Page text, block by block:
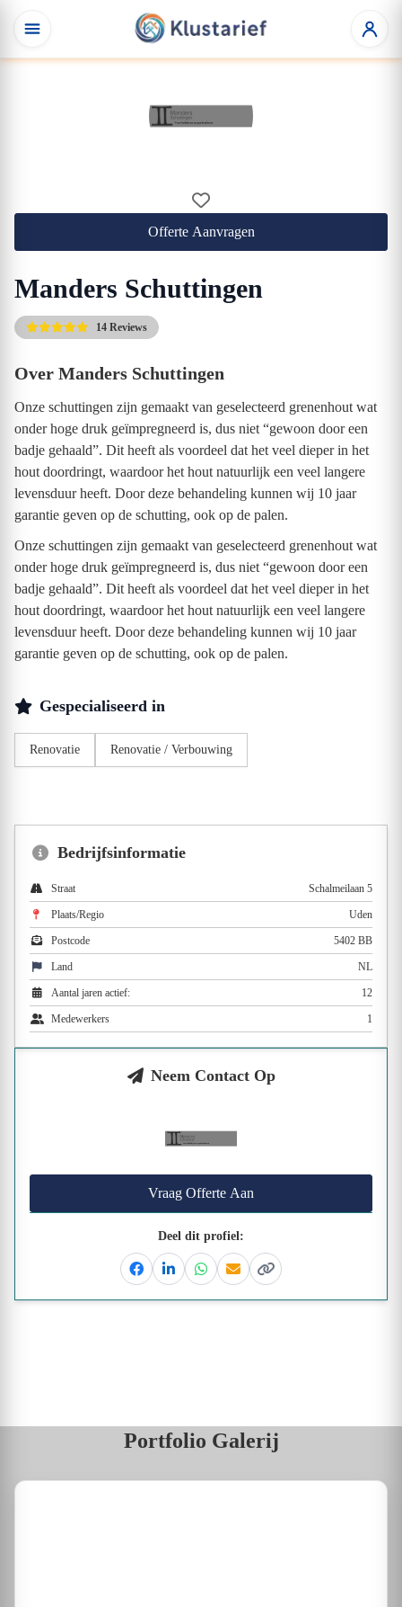
Offerte Aanvragen
Manders Schuttingen
14 Reviews
Over Manders Schuttingen
Onze schuttingen zijn gemaakt van geselecteerd grenenhout wat
onder hoge druk geïmpregneerd is, dus niet “gewoon door een
badje gehaald”. Dit heeft als voordeel dat het veel dieper in het
hout doordringt, waardoor het hout natuurlijk een veel langere
levensduur heeft. Door deze behandeling kunnen wij 10 jaar
garantie geven op de schutting, ook op de palen.
Onze schuttingen zijn gemaakt van geselecteerd grenenhout wat
onder hoge druk geïmpregneerd is, dus niet “gewoon door een
badje gehaald”. Dit heeft als voordeel dat het veel dieper in het
hout doordringt, waardoor het hout natuurlijk een veel langere
levensduur heeft. Door deze behandeling kunnen wij 10 jaar
garantie geven op de schutting, ook op de palen.
Gespecialiseerd in
Renovatie Renovatie / Verbouwing
Bedrijfsinformatie
Straat Schalmeilaan 5
Plaats/Regio Uden
Postcode 5402 BB
Land NL
Aantal jaren actief: 12
Medewerkers 1
Neem Contact Op
Vraag Offerte Aan
Deel dit profiel:
FacebookLinkedinWhatsapp
EmailKopieer link
Portfolio Galerij